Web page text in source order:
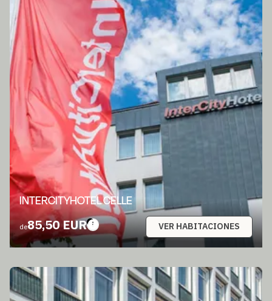
INTERCITYHOTEL CELLE
de85,50 EUR VER HABITACIONES